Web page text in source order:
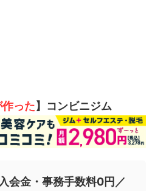
った】コンビニジム
会金・事務手数料0円／